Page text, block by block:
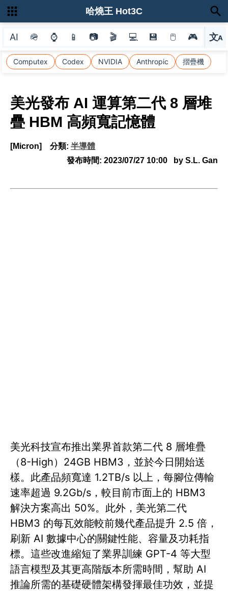
AI 🪖 ⌚ 📱 📷 🎬 💻 💾 🖱 🎮 文A
選
Computex Codex NVIDIA Anthropic 摺疊機
哈燒王 Hot3C
美光發布 AI 運算第二代 8 層堆
疊 HBM 高頻寬記憶體
[Micron] 分類: 半導體
發布時間: 2023/07/27 10:00 by S.L. Gan
美光科技宣布推出業界首款第二代 8 層堆疊
（8-High）24GB HBM3，並於今日開始送
樣。此產品頻寬達 1.2TB/s 以上，每腳位傳輸
速率超過 9.2Gb/s，較目前市面上的 HBM3
解決方案高出 50%。此外，美光第二代
HBM3 的每瓦效能較前幾代產品提升 2.5 倍，
刷新 AI 數據中心的關鍵性能、容量及功耗指
標。這些改進縮短了業界訓練 GPT-4 等大型
語言模型及其更高階版本所需時間，幫助 AI
推論所需的基礎硬體架構發揮最佳功效，並提